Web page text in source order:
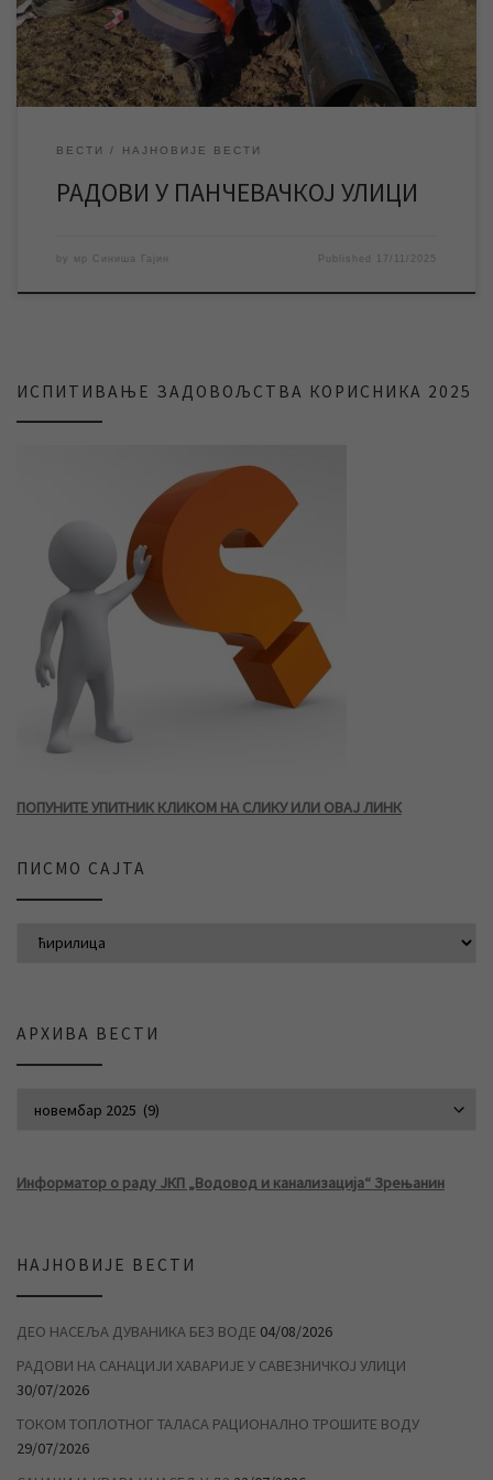
вода у Зрењанину. Због поменутих радова доћи ће до прекида
водоснабдевања […]
ВЕСТИ НАЈНОВИЈЕ ВЕСТИ
РАДОВИ У ПАНЧЕВАЧКОЈ УЛИЦИ
by мр Синиша Гајин Published 17/11/2025
ИСПИТИВАЊЕ ЗАДОВОЉСТВА КОРИСНИКА 2025
ПОПУНИТЕ УПИТНИК КЛИКОМ НА СЛИКУ ИЛИ ОВАЈ ЛИНК
ПИСМО САЈТА
АРХИВА ВЕСТИ
Информатор о раду ЈКП „Водовод и канализација“ Зрењанин
НАЈНОВИЈЕ ВЕСТИ
ДЕО НАСЕЉА ДУВАНИКА БЕЗ ВОДЕ 04/08/2026
РАДОВИ НА САНАЦИЈИ ХАВАРИЈЕ У САВЕЗНИЧКОЈ УЛИЦИ
30/07/2026
ТОКОМ ТОПЛОТНОГ ТАЛАСА РАЦИОНАЛНО ТРОШИТЕ ВОДУ
29/07/2026